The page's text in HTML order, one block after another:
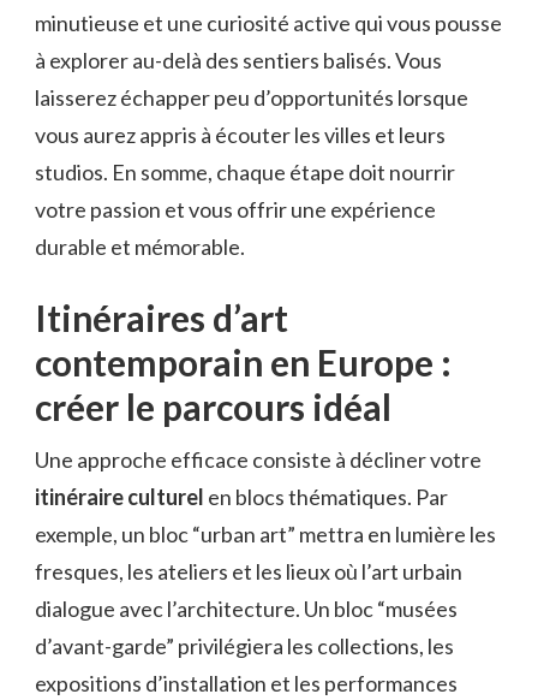
minutieuse et une curiosité active qui vous pousse
à explorer au-delà des sentiers balisés. Vous
laisserez échapper peu d’opportunités lorsque
vous aurez appris à écouter les villes et leurs
studios. En somme, chaque étape doit nourrir
votre passion et vous offrir une expérience
durable et mémorable.
Itinéraires d’art
contemporain en Europe :
créer le parcours idéal
Une approche efficace consiste à décliner votre
itinéraire culturel en blocs thématiques. Par
exemple, un bloc “urban art” mettra en lumière les
fresques, les ateliers et les lieux où l’art urbain
dialogue avec l’architecture. Un bloc “musées
d’avant-garde” privilégiera les collections, les
expositions d’installation et les performances